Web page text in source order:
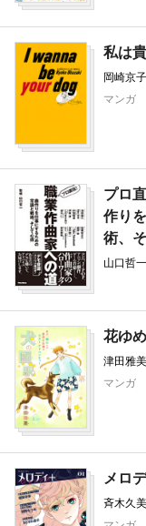
私は
岡崎京子
プロ
作り
術、
花ゆ
津田雅美
メロ
斉木久